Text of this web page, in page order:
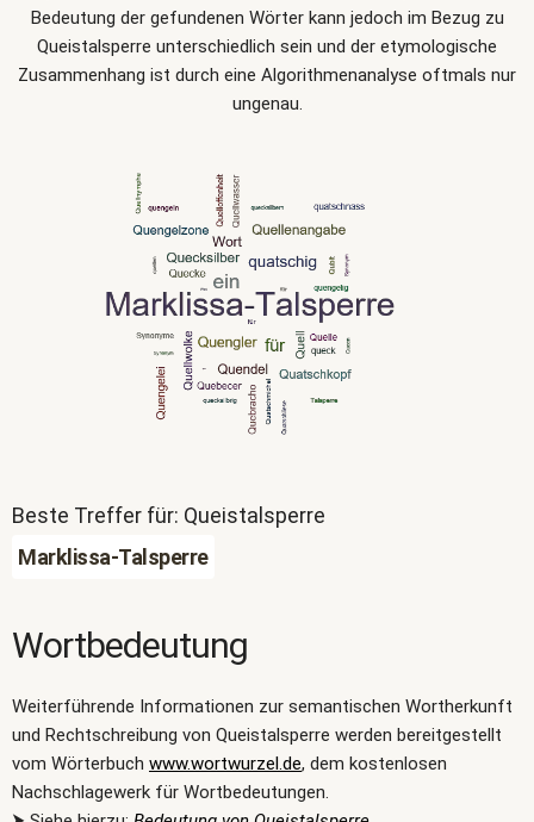
Bedeutung der gefundenen Wörter kann jedoch im Bezug zu
Queistalsperre unterschiedlich sein und der etymologische
Zusammenhang ist durch eine Algorithmenanalyse oftmals nur
ungenau.
Beste Treffer für: Queistalsperre
Marklissa-Talsperre
Wortbedeutung
Weiterführende Informationen zur semantischen Wortherkunft
und Rechtschreibung von Queistalsperre werden bereitgestellt
vom Wörterbuch www.wortwurzel.de, dem kostenlosen
Nachschlagewerk für Wortbedeutungen.